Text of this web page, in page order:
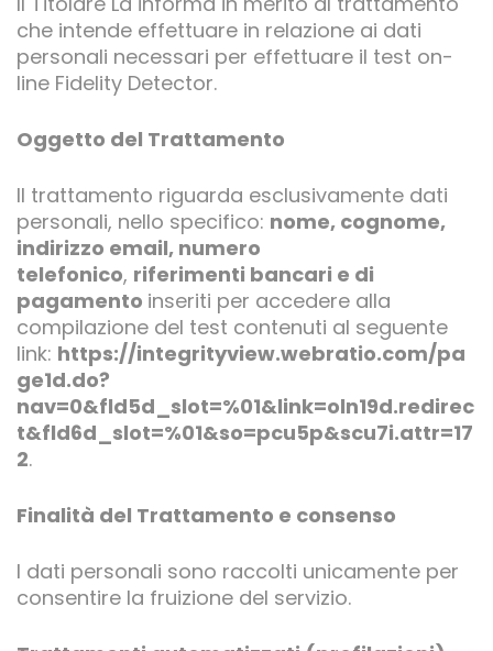
che intende effettuare in relazione ai dati
personali necessari per effettuare il test on-
line Fidelity Detector.
Oggetto del Trattamento
Il trattamento riguarda esclusivamente dati
personali, nello specifico: nome, cognome,
indirizzo email, numero
telefonico, riferimenti bancari e di
pagamento inseriti per accedere alla
compilazione del test contenuti al seguente
link: https://integrityview.webratio.com/pa
ge1d.do?
nav=0&fld5d_slot=%01&link=oln19d.redirec
t&fld6d_slot=%01&so=pcu5p&scu7i.attr=17
2.
Finalità del Trattamento e consenso
I dati personali sono raccolti unicamente per
consentire la fruizione del servizio.